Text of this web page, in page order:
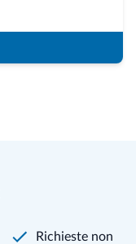
Richieste non